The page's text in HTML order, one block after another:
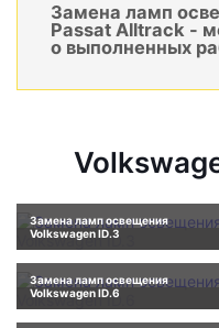
Замена ламп
Passat Alltrack -
о выполненных
Замена ламп освещения
Volkswagen ID.3
Замена ламп освещения
Volkswagen ID.6